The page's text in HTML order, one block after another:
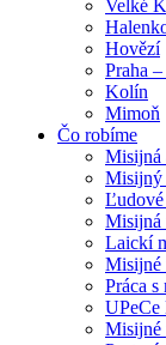
Velké
Hovězí
Praha
Kolín
Mimoň
Čo robíme
Misijná
Misijný
Misijná
Laickí
Misijné
Práca s
UPeCe
Misijné